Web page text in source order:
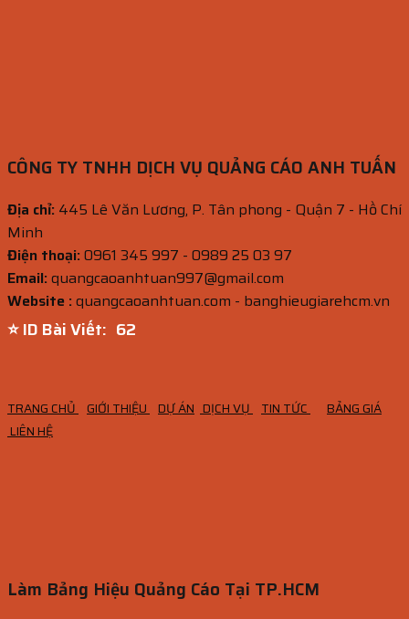
CÔNG TY TNHH DỊCH VỤ QUẢNG CÁO ANH TUẤN
Địa chỉ: 445 Lê Văn Lương, P. Tân phong - Quận 7 - Hồ Chí
Minh
Điện thoại:0961 345 997 - 0989 25 03 97
Email:quangcaoanhtuan997@gmail.com
Website :quangcaoanhtuan.com - banghieugiarehcm.vn
⭐ ID Bài Viết: 61
TRANG CHỦ GIỚI THIỆU DỰ ÁN DỊCH VỤ TIN TỨC
BẢNG GIÁ
LIÊN HỆ
Làm Bảng Hiệu Quảng Cáo Tại TP.HCM